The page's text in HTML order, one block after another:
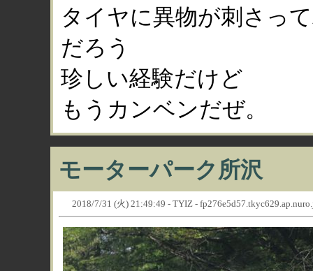
タイヤに異物が刺さっ
だろう
珍しい経験だけど
もうカンベンだぜ。
モーターパーク所沢
2018/7/31 (火) 21:49:49 - TYIZ -